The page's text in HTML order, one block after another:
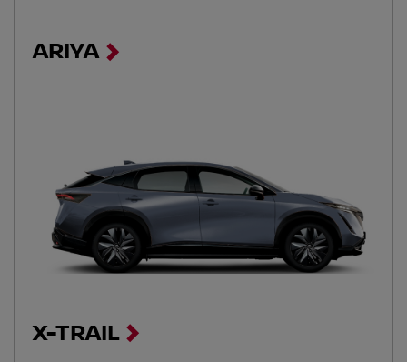
ARIYA
X-TRAIL